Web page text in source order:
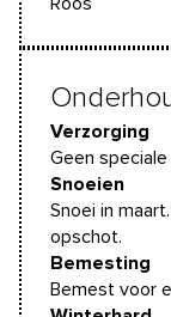
Verzorging
Geen
Snoeien
Snoei in
opschot.
Bemesting
Bemest voor